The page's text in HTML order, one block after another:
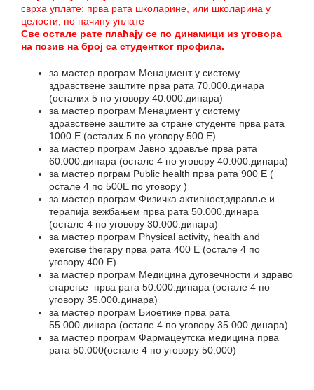
сврха уплате: прва рата школарине, или школарина у
целости, по начину уплате
Све остале рате плаћају се по динамици из уговора
на позив на број са студентког профила.
за мастер програм Менаџмент у систему
здравствене заштите прва рата 70.000.динара
(осталих 5 по уговору 40.000.динара)
за мастер програм Менаџмент у систему
здравствене заштите за стране студенте прва рата
1000 Е (осталих 5 по уговору 500 Е)
за мастер програм Јавно здравље прва рата
60.000.динара (остале 4 по уговору 40.000.динара)
за мастер прграм Public health прва рата 900 Е (
остале 4 по 500Е по уговору )
за мастер програм Физичка активност,здравље и
терапија вежбањем прва рата 50.000.динара
(остале 4 по уговору 30.000.динара)
за мастер програм Physical activity, health and
exercise therapy прва рата 400 E (остале 4 по
уговору 400 E)
за мастер програм Медицина дуговечности и здраво
старење прва рата 50.000.динара (остале 4 по
уговору 35.000.динара)
за мастер програм Биоетике прва рата
55.000.динара (остале 4 по уговору 35.000.динара)
за мастер програм Фармацеутска медицина прва
рата 50.000(остале 4 по уговору 50.000)